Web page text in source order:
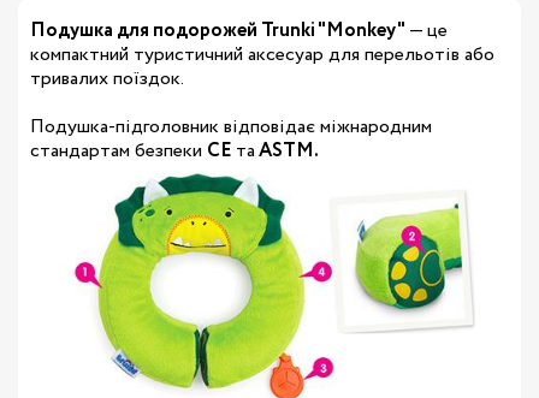
Подушка для подорожей Trunki "Monkey" — це
компактний туристичний аксесуар для перельотів або
тривалих поїздок.
Подушка-підголовник відповідає міжнародним
стандартам безпеки CE таASTM.